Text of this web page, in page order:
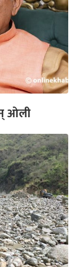
ओली